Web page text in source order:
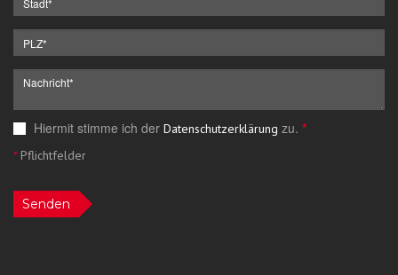
Hiermit stimme ich der Datenschutzerklärung zu. *
*Pflichtfelder
Senden